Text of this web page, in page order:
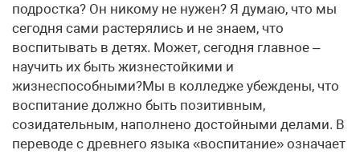
подростка? Он никому не нужен? Я думаю, что мы
сегодня сами растерялись и не знаем, что
воспитывать в детях. Может, сегодня главное –
научить их быть жизнестойкими и
жизнеспособными?Мы в колледже убеждены, что
воспитание должно быть позитивным,
созидательным, наполнено достойными делами. В
переводе с древнего языка «воспитание» означает